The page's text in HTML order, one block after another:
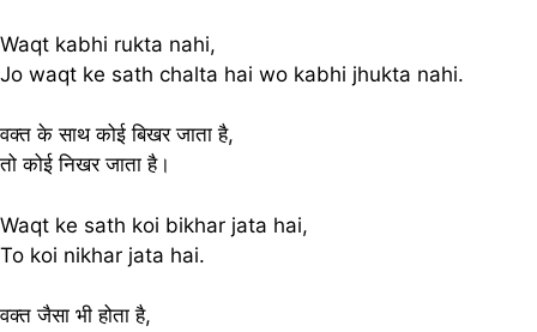
Waqt kabhi rukta nahi,
Jo waqt ke sath chalta hai wo kabhi jhukta nahi.
वक्त के साथ कोई बिखर जाता है,
तो कोई निखर जाता है।
Waqt ke sath koi bikhar jata hai,
To koi nikhar jata hai.
वक्त जैसा भी होता है,